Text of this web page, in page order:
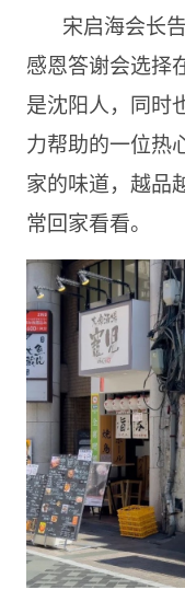
宋启海会长
感恩答谢会选择
是沈阳人，同时
力帮助的一位热
家的味道，越品
常回家看看。